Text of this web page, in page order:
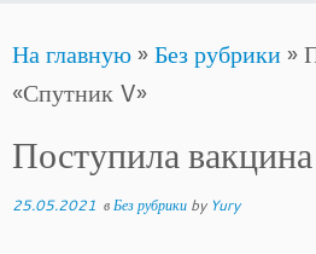
to
content
На главную»Без рубрики»
«Спутник V»
Поступила
25.05.2021 вБез рубрики by Yury